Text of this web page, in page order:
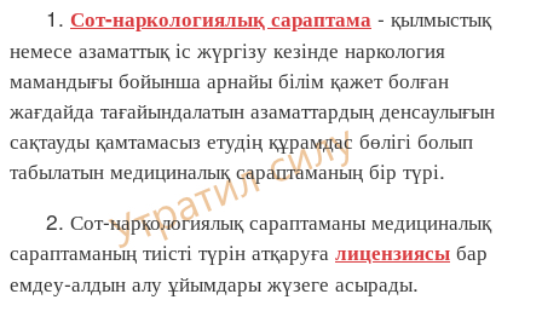
1. Сот-наркологиялық сараптама - қылмыстық
немесе азаматтық іс жүргізу кезінде наркология
мамандығы бойынша арнайы білім қажет болған
жағдайда тағайындалатын азаматтардың денсаулығын
сақтауды қамтамасыз етудің құрамдас бөлігі болып
табылатын медициналық сараптаманың бір түрі.
2. Сот-наркологиялық сараптаманы медициналық
сараптаманың тиісті түрін атқаруға лицензиясы бар
емдеу-алдын алу ұйымдары жүзеге асырады.